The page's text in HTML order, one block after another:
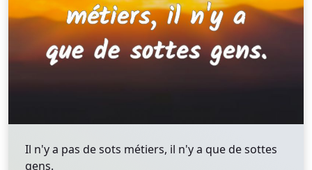
Il n'y a pas de sots métiers, il n'y a que de sottes
gens.